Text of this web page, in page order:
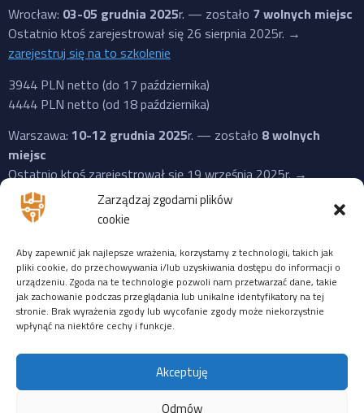
Zarządzaj zgodami plików
cookie
Aby zapewnić jak najlepsze wrażenia, korzystamy z technologii, takich jak
pliki cookie, do przechowywania i/lub uzyskiwania dostępu do informacji o
urządzeniu. Zgoda na te technologie pozwoli nam przetwarzać dane, takie
jak zachowanie podczas przeglądania lub unikalne identyfikatory na tej
stronie. Brak wyrażenia zgody lub wycofanie zgody może niekorzystnie
wpłynąć na niektóre cechy i funkcje.
Akceptuję
Odmów
Wrocław: 03-05 grudnia 2025r. — zostało 7 wolnych miejsc
Ostatnio ktoś zarejestrował się 26 sierpnia 2025r. →
zarejestruj się na to szkolenie
3944 PLN netto (do 17 października)
4444 PLN netto (od 18 października)
Warszawa: 10-12 grudnia 2025r. — zostało 8 wolnych
miejsc
Ostatnio ktoś zarejestrował się 19 września 2025r. →
zarejestruj się na to szkolenie
3944 PLN netto (do 17 października)
4444 PLN netto (od 18 października)
ZDALNIE:14-16 stycznia 2026r. — zostało9 wolnych
miejsc
Ostatnio ktoś zarejestrował się 19 września 2025r. →
zarejestruj się na to szkolenie
3944 PLN netto (do 24 października)
4444 PLN netto (od 25 października)